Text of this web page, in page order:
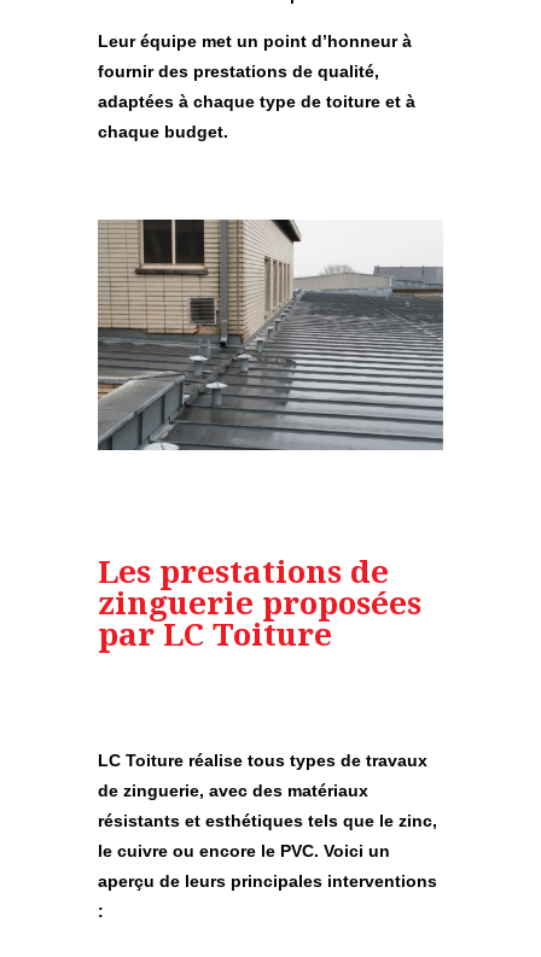
Leur équipe met un point d’honneur à
fournir des prestations de qualité,
adaptées à chaque type de toiture et à
chaque budget.
Les prestations de
zinguerie proposées
par LC Toiture
LC Toiture réalise tous types de travaux
de zinguerie, avec des matériaux
résistants et esthétiques tels que le zinc,
le cuivre ou encore le PVC. Voici un
aperçu de leurs principales interventions
: